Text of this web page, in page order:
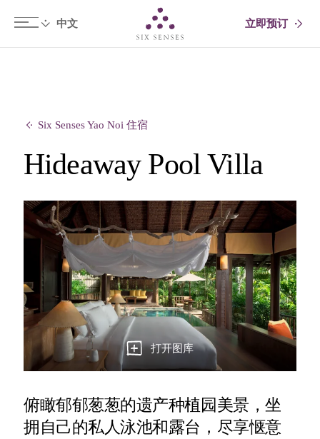
立即预订
Six Senses Yao Noi 住宿
Hideaway Pool Villa
打开图库
俯瞰郁郁葱葱的遗产种植园美景，坐
拥自己的私人泳池和露台，尽享惬意